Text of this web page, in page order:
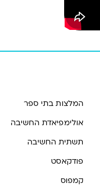
המלצות בתי ספר
אולימפיאדת החשיבה
תשתית החשיבה
פודקאסט
קמפוס